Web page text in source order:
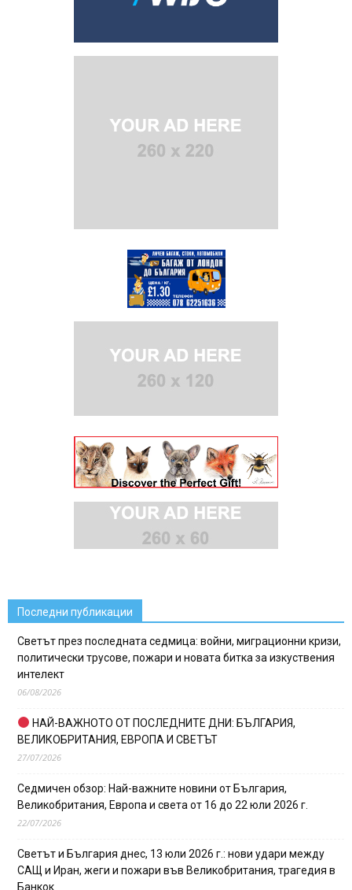
Последни публикации
Светът през последната седмица: войни, миграционни кризи,
политически трусове, пожари и новата битка за изкуствения
интелект
06/08/2026
НАЙ-ВАЖНОТО ОТ ПОСЛЕДНИТЕ ДНИ: БЪЛГАРИЯ,
ВЕЛИКОБРИТАНИЯ, ЕВРОПА И СВЕТЪТ
27/07/2026
Седмичен обзор: Най-важните новини от България,
Великобритания, Европа и света от 16 до 22 юли 2026 г.
22/07/2026
Светът и България днес, 13 юли 2026 г.: нови удари между
САЩ и Иран, жеги и пожари във Великобритания, трагедия в
Банкок